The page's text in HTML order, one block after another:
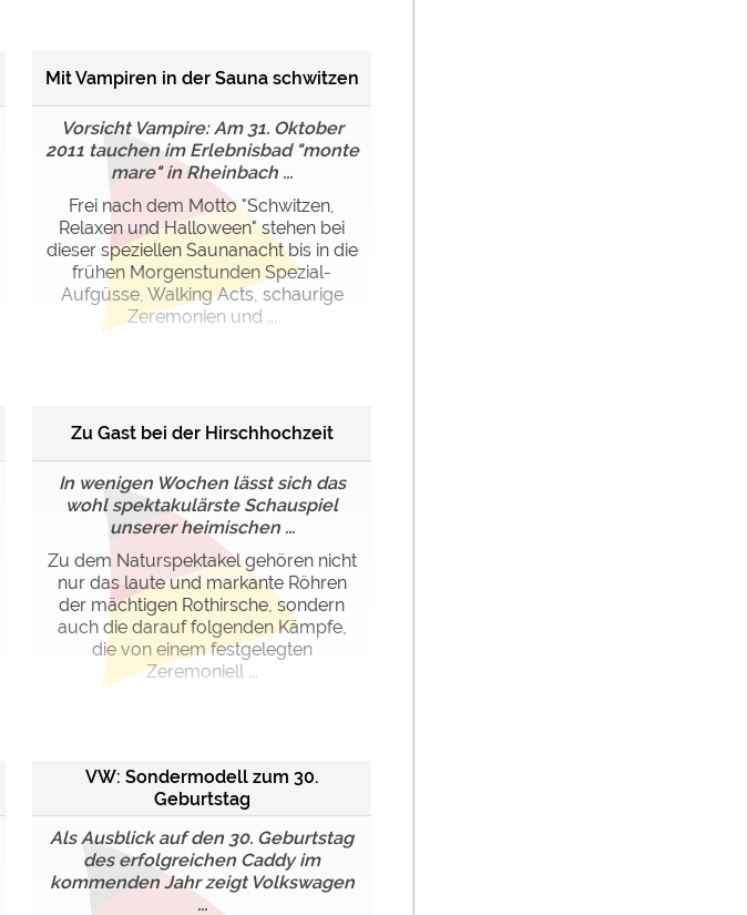
Mit Vampiren in der Sauna schwitzen
Vorsicht Vampire: Am 31. Oktober
2011 tauchen im Erlebnisbad "monte
mare" in Rheinbach ...
Frei nach dem Motto "Schwitzen,
Relaxen und Halloween" stehen bei
dieser speziellen Saunanacht bis in die
frühen Morgenstunden Spezial-
Aufgüsse, Walking Acts, schaurige
Zeremonien und ...
Zu Gast bei der Hirschhochzeit
In wenigen Wochen lässt sich das
wohl spektakulärste Schauspiel
unserer heimischen ...
Zu dem Naturspektakel gehören nicht
nur das laute und markante Röhren
der mächtigen Rothirsche, sondern
auch die darauf folgenden Kämpfe,
die von einem festgelegten
Zeremoniell ...
VW: Sondermodell zum 30.
Geburtstag
Als Ausblick auf den 30. Geburtstag
des erfolgreichen Caddy im
kommenden Jahr zeigt Volkswagen
...